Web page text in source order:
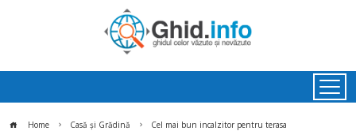
Home Casă și Grădină Cel mai bun incalzitor pentru terasa